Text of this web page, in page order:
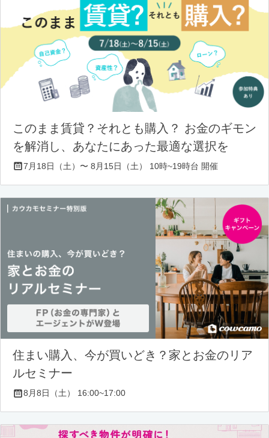
このまま賃貸？それとも購入？ お金のギモン
を解消し、あなたにあった最適な選択を
7月18日（土）〜 8月15日（土） 10時~19時台 開催
住まい購入、今が買いどき？家とお金のリア
ルセミナー
8月8日（土） 16:00~17:00